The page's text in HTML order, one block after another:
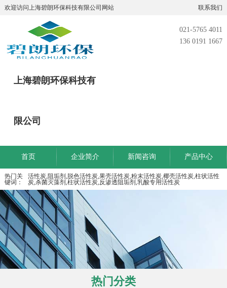
欢迎访问上海碧朗环保科技有限公司网站 联系我们
上海碧朗环保科技有
限公司
021-5765 4011
136 0191 1667
首页 企业简介 新闻咨询 产品中心
热门关
键词：
活性炭,阻垢剂,脱色活性炭,果壳活性炭,粉末活性炭,椰壳活性炭,柱状活性
炭,杀菌灭藻剂,柱状活性炭,反渗透阻垢剂,乳酸专用活性炭
热门分类